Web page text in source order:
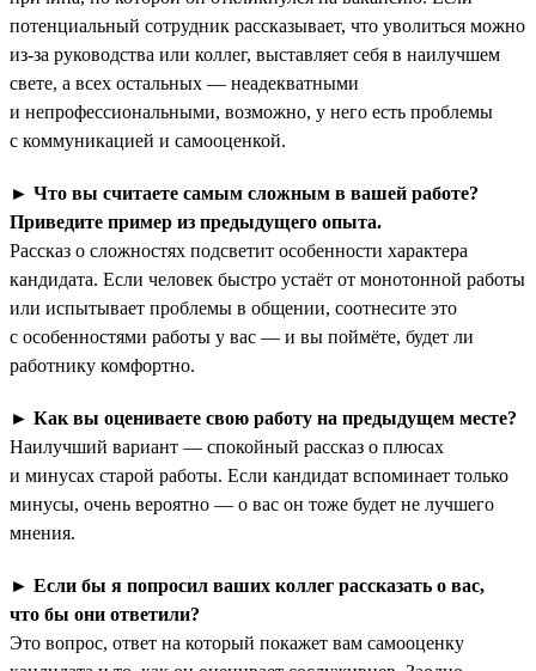
потенциальный сотрудник рассказывает, что уволиться можно
из-за руководства или коллег, выставляет себя в наилучшем
свете, а всех остальных — неадекватными
и непрофессиональными, возможно, у него есть проблемы
с коммуникацией и самооценкой.
► Что вы считаете самым сложным в вашей работе?
Приведите пример из предыдущего опыта.
Рассказ о сложностях подсветит особенности характера
кандидата. Если человек быстро устаёт от монотонной работы
или испытывает проблемы в общении, соотнесите это
с особенностями работы у вас — и вы поймёте, будет ли
работнику комфортно.
► Как вы оцениваете свою работу на предыдущем месте?
Наилучший вариант — спокойный рассказ о плюсах
и минусах старой работы. Если кандидат вспоминает только
минусы, очень вероятно — о вас он тоже будет не лучшего
мнения.
► Если бы я попросил ваших коллег рассказать о вас,
что бы они ответили?
Это вопрос, ответ на который покажет вам самооценку